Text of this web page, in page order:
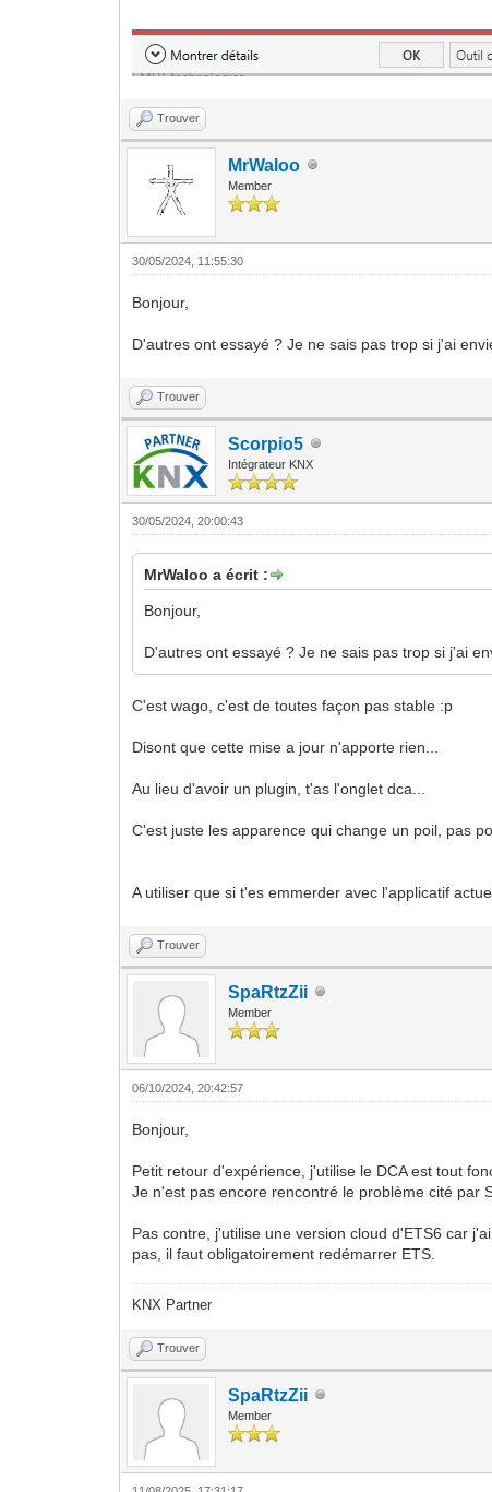
Trouver
MrWaloo
Member
30/05/2024, 11:55:30
Bonjour,
D'autres ont essayé ? Je ne sais pas trop si j'ai
Trouver
Scorpio5
Intégrateur KNX
30/05/2024, 20:00:43
MrWaloo a écrit :
Bonjour,
D'autres ont essayé ? Je ne sais pas trop si j'ai
C'est wago, c'est de toutes façon pas stable :p
Disont que cette mise a jour n'apporte rien...
Au lieu d'avoir un plugin, t'as l'onglet dca...
C'est juste les apparence qui change un poil, pas
A utiliser que si t'es emmerder avec l'applicatif
Trouver
SpaRtzZii
Member
06/10/2024, 20:42:57
Bonjour,
Petit retour d'expérience, j'utilise le DCA est tout
Je n'est pas encore rencontré le problème cité par
Pas contre, j'utilise une version cloud d'ETS6 car
pas, il faut obligatoirement redémarrer ETS.
KNX Partner
Trouver
SpaRtzZii
Member